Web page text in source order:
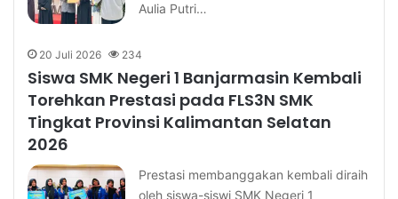
Aulia Putri…
20 Juli 2026 234
Siswa SMK Negeri 1 Banjarmasin Kembali
Torehkan Prestasi pada FLS3N SMK
Tingkat Provinsi Kalimantan Selatan
2026
Prestasi membanggakan kembali diraih
oleh siswa-siswi SMK Negeri 1